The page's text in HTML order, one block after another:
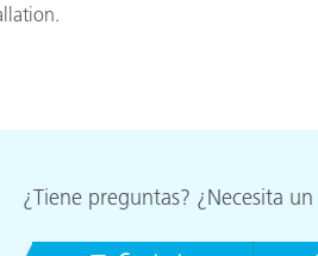
¿Tiene preguntas? ¿Necesita